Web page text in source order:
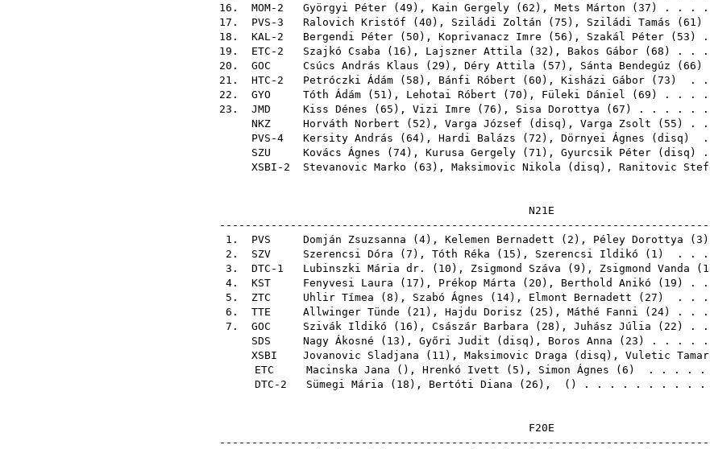
16. MOM-2 Györgyi Péter ( 49 ), Kain Gergely ( 62 ), Mets Márton ( 37 ) . . . .
17. PVS-3 Ralovich Kristóf ( 40 ), Sziládi Zoltán ( 75 ), Sziládi Tamás ( 61 )
18. KAL-2 Bergendi Péter ( 50 ), Koprivanacz Imre ( 56 ), Szakál Péter ( 53 )
19. ETC-2 Szajkó Csaba ( 16 ), Lajszner Attila ( 32 ), Bakos Gábor ( 68 ) . . .
20. GOC Csúcs András Klaus ( 29 ), Déry Attila ( 57 ), Sánta Bendegúz ( 66 )
21. HTC-2 Petróczki Ádám ( 58 ), Bánfi Róbert ( 60 ), Kisházi Gábor ( 73 ) . .
22. GYO Tóth Ádám ( 51 ), Lehotai Róbert ( 70 ), Füleki Dániel ( 69 ) . . . .
23. JMD Kiss Dénes ( 65 ), Vizi Imre ( 76 ), Sisa Dorottya ( 67 ) . . . . . .
NKZ
Horváth Norbert ( 52 ), Varga József ( disq ), Varga Zsolt ( 55 ) .
PVS-4 Kersity András ( 64), Hardi Balázs ( 72 ), Dörnyei Ágnes ( disq ) .
SZU
Kovács Ágnes ( 74), Kurusa Gergely ( 71 ), Gyurcsik Péter ( disq )
XSBI-2 Stevanovic Marko ( 63 ), Maksimovic Nikola ( disq ), Ranitovic
1. PVS Domján Zsuzsanna ( 4), Kelemen Bernadett ( 2 ), Péley Dorottya ( 3
2. SZV Szerencsi Dóra ( 7 ), Tóth Réka ( 15 ), Szerencsi Ildikó ( 1 ) . . .
3. DTC-1 Lubinszki Mária dr. ( 10 ), Zsigmond Száva ( 9 ), Zsigmond Vanda (
4. KST Fenyvesi Laura ( 17 ), Prékop Márta ( 20 ), Berthold Anikó ( 19 ) . .
5. ZTC Uhlir Tímea ( 8 ), Szabó Ágnes ( 14), Elmont Bernadett ( 27 ) . . .
6. TTE Allwinger Tünde ( 21 ), Hajdu Dorisz ( 25 ), Máthé Fanni ( 24) . . .
7. GOC Szivák Ildikó ( 16 ), Császár Barbara ( 28 ), Juhász Júlia ( 22 ) . .
SDS
Nagy Ákosné ( 13 ), Győri Judit ( disq ), Boros Anna ( 23 ) . . . .
XSBI
Jovanovic Sladjana ( 11 ), Maksimovic Draga ( disq ), Vuletic
ETC
Macinska Jana (), Hrenkó Ivett ( 5 ), Simon Ágnes ( 6 ) . . . . .
DTC-2 Sümegi Mária ( 18 ), Bertóti Diana ( 26 ), () . . . . . . . . .